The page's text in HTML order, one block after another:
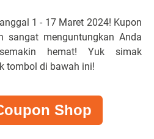
1 - 17 Maret 2024! Kupon
menguntungkan Anda
hemat! Yuk simak
tombol di bawah ini!
Shop